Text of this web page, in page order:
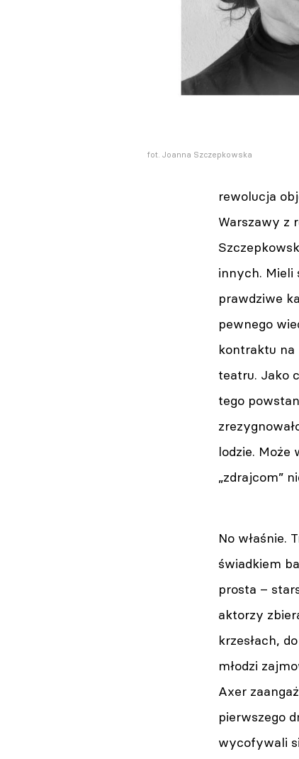
fot. Joanna Szczepkowska
rewolucja
Warszawy z
innych. Mieli
prawdziwe
pewnego
kontraktu na
teatru. Jako
tego
lodzie. Może
„zdrajcom”
No właśnie.
świadkiem
prosta –
aktorzy
krzesłach,
młodzi
Axer
pierwszego
wycofywali